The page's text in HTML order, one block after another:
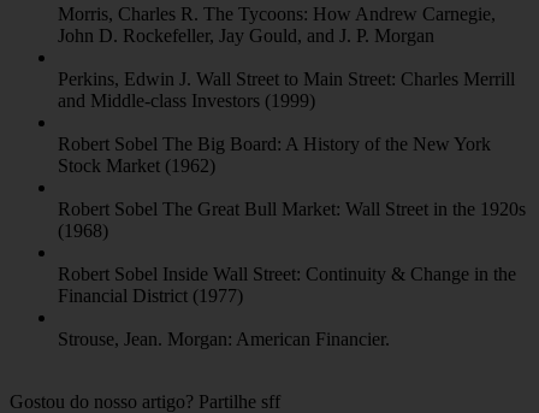
Morris, Charles R. The Tycoons: How Andrew Carnegie,
John D. Rockefeller, Jay Gould, and J. P. Morgan
Perkins, Edwin J. Wall Street to Main Street: Charles Merrill
and Middle-class Investors (1999)
Robert Sobel The Big Board: A History of the New York
Stock Market (1962)
Robert Sobel The Great Bull Market: Wall Street in the 1920s
(1968)
Robert Sobel Inside Wall Street: Continuity & Change in the
Financial District (1977)
Strouse, Jean. Morgan: American Financier.
Gostou do nosso artigo? Partilhe sff